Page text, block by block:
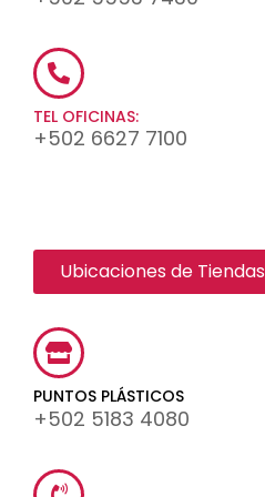
TEL OFICINAS:
+502 6627 7100
Ubicaciones de Tiendas
PUNTOS PLÁSTICOS
+502 5183 4080